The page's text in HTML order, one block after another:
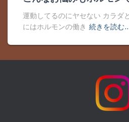
運動してるのにヤセない カラダ
にはホルモンの働き 続きを読む